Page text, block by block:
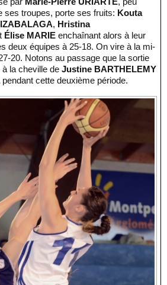
ses troupes, porte ses fruits: Kouta
, Hristina
Élise MARIE enchaînant alors à leur
deux équipes à 25-18. On vire à la mi-
20. Notons au passage que la sortie
la cheville de Justine BARTHELEMY
pendant cette deuxième période.